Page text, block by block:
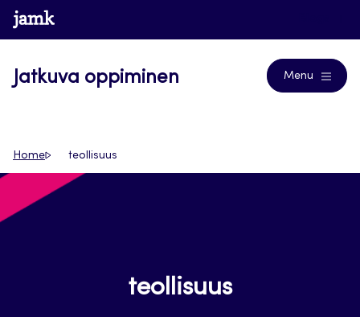
Siirry
suoraan
www.jamk.fi
Jatkuva oppiminen Menu
Home teollisuus
teollisuus